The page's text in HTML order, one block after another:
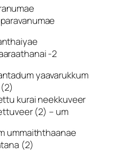
-2
yaavarukkum
kurai neekkuveer
(2) – um
ummaiththaanae
(2)